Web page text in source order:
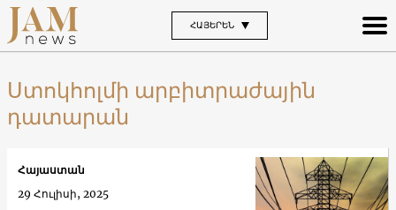
ՀԱՅԵՐԵՆ
Ստոկհոլմի արբիտրաժային
դատարան
Հայաստան
29 Հուլիսի, 2025